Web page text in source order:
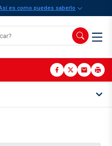
es como puedes saberlo